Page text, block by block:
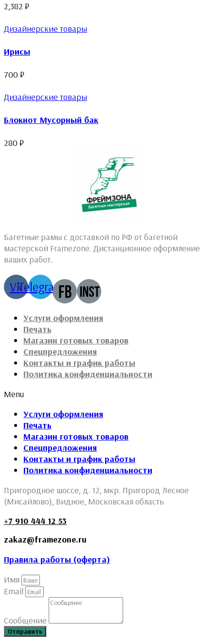
2,382 ₽
Дизайнерские товары
Ирисы
700 ₽
Дизайнерские товары
Блокнот Мусорный бак
280 ₽
Багетные рамы с доставкой по РФ от багетной
мастерской Framezone. Дистанционное оформление
ваших работ.
VkTelegram
Услуги оформления
Печать
Магазин готовых товаров
Спецпредложения
Контакты и график работы
Политика конфиденциальности
Menu
Услуги оформления
Печать
Магазин готовых товаров
Спецпредложения
Контакты и график работы
Политика конфиденциальности
Пригородное шоссе, д. 12, мкр. Пригород Лесное
(Мисайлово), Видное, Московская область
+7 910 444 12 53
zakaz@framezone.ru
Правила работы (оферта)
Имя
Email
Сообщение
Отправить